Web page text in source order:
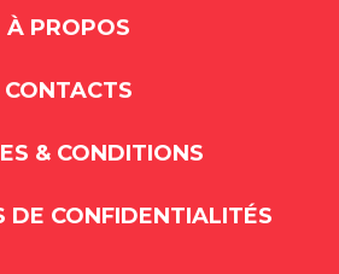
À PROPOS
CONTACTS
& CONDITIONS
DE CONFIDENTIALITÉS